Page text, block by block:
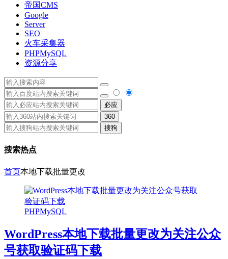
帝国CMS
Google
Server
SEO
火车采集器
PHPMySQL
资源分享
必应
360
搜狗
搜索热点
首页本地下载批量更改
PHPMySQL
WordPress本地下载批量更改为关注公众
号获取验证码下载